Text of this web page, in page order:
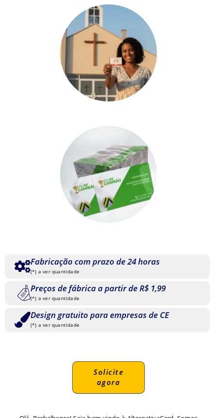
Fabricação com prazo de 24 horas
(*) a ver quantidade
Preços de fábrica a partir de R$ 1,99
(*) a ver quantidade
Design gratuito para empresas de CE
(*) a ver quantidade
Solicite
agora